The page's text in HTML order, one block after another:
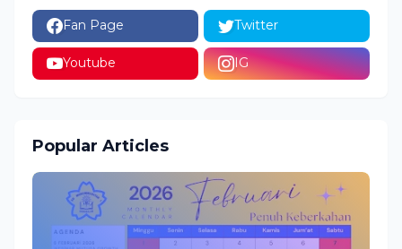
Fan Page Twitter
Youtube IG
Popular Articles